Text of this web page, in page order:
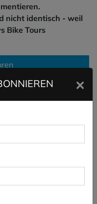
nicht identisch - weil
Bike Tours
×